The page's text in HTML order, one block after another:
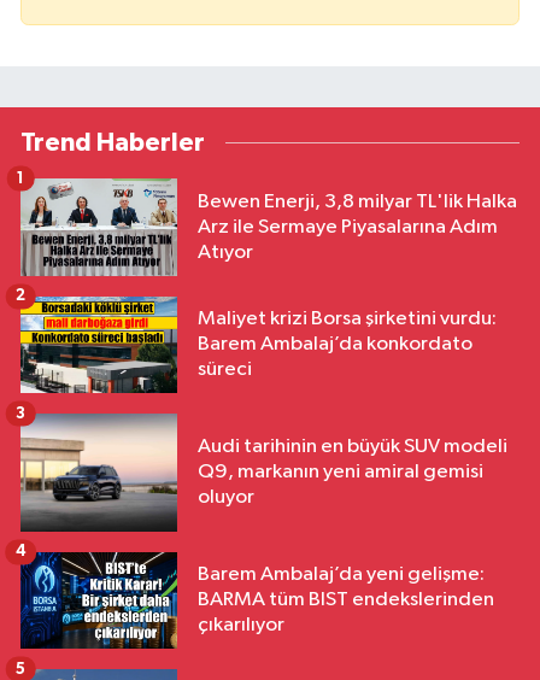
Trend Haberler
Bewen Enerji, 3,8 milyar TL'lik Halka
Arz ile Sermaye Piyasalarına Adım
Atıyor
1
Maliyet krizi Borsa şirketini vurdu:
Barem Ambalaj’da konkordato
süreci
2
Audi tarihinin en büyük SUV modeli
Q9, markanın yeni amiral gemisi
oluyor
3
Barem Ambalaj’da yeni gelişme:
BARMA tüm BIST endekslerinden
çıkarılıyor
4
5